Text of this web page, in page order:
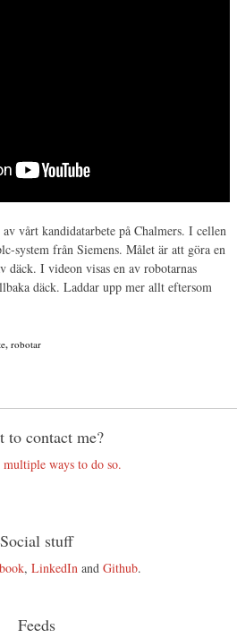
vårt kandidatarbete på Chalmers. I cellen
system från Siemens. Målet är att göra en
I videon visas en av robotarnas
däck. Laddar upp mer allt eftersom
, robotar
to contact me?
multiple ways to do so.
Social stuff
, LinkedInand Github.
Feeds